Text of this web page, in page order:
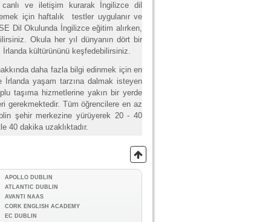
ve iletişim kurarak İngilizce dil
için haftalık testler uygulanır ve
Dil Okulunda İngilizce eğitim alırken,
Okula her yıl dünyanın dört bir
kültürününü keşfedebilirsiniz.
daha fazla bilgi edinmek için en
yaşam tarzına dalmak isteyen
taşıma hizmetlerine yakın bir yerde
gerekmektedir. Tüm öğrencilere en az
şehir merkezine yürüyerek 20 - 40
40 dakika uzaklıktadır.
APOLLO DUBLIN
ATLANTIC DUBLIN
AVANTI NAAS
CORK ENGLISH ACADEMY
EC DUBLIN